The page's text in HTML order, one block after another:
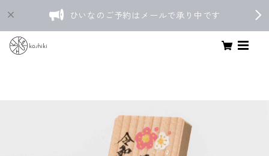
ひいなのご予約はメールで承り中です